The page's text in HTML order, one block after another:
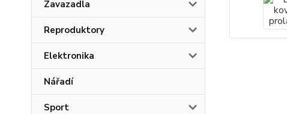
Zavazadla
Reproduktory
Elektronika
Nářadí
Sport